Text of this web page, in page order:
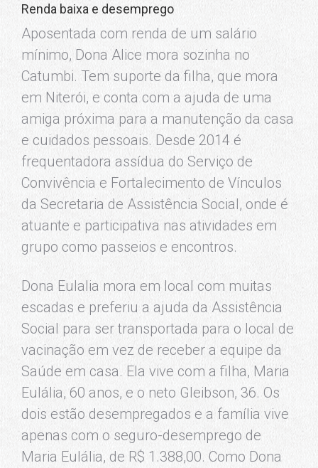
Renda baixa e desemprego
Aposentada com renda de um salário
mínimo, Dona Alice mora sozinha no
Catumbi. Tem suporte da filha, que mora
em Niterói, e conta com a ajuda de uma
amiga próxima para a manutenção da casa
e cuidados pessoais. Desde 2014 é
frequentadora assídua do Serviço de
Convivência e Fortalecimento de Vínculos
da Secretaria de Assistência Social, onde é
atuante e participativa nas atividades em
grupo como passeios e encontros.
Dona Eulalia mora em local com muitas
escadas e preferiu a ajuda da Assistência
Social para ser transportada para o local de
vacinação em vez de receber a equipe da
Saúde em casa. Ela vive com a filha, Maria
Eulália, 60 anos, e o neto Gleibson, 36. Os
dois estão desempregados e a família vive
apenas com o seguro-desemprego de
Maria Eulália, de R$ 1.388,00. Como Dona